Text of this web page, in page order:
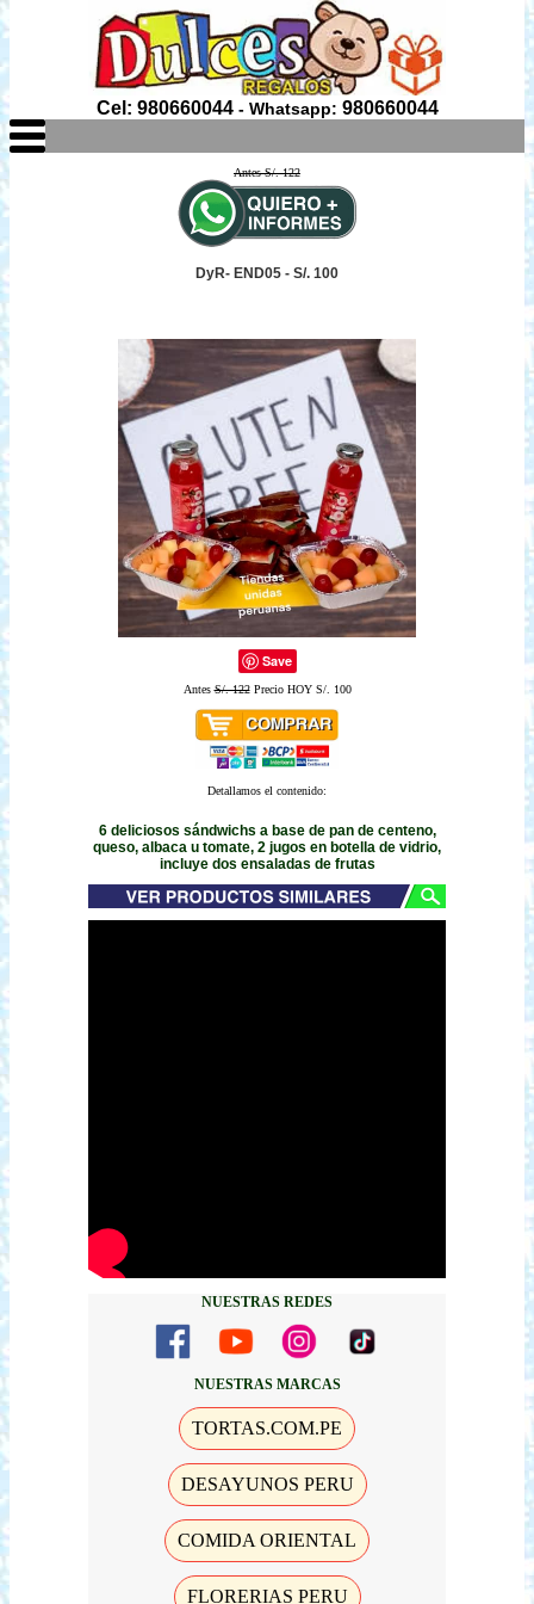
Cel: 980660044- Whatsapp: 980660044
Antes S/. 122
DyR- END05 - S/. 100
Save
AntesS/. 122Precio HOY S/. 100
Detallamos el contenido:
6 deliciosos sándwichs a base de pan de centeno,
queso, albaca u tomate, 2 jugos en botella de vidrio,
incluye dos ensaladas de frutas
NUESTRAS REDES
NUESTRAS MARCAS
TORTAS.COM.PE
DESAYUNOS PERU
COMIDA ORIENTAL
FLORERIAS PERU